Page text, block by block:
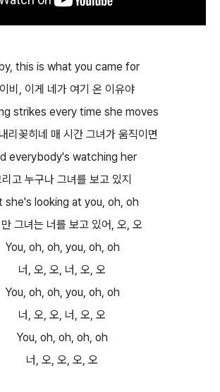
this is what you came for
비, 이게 네가 여기 온 이유야
strikes every time she moves
리꽂히네 매 시간 그녀가 움직이면
everybody's watching her
고 누구나 그녀를 보고 있지
she's looking at you, oh, oh
그녀는 너를 보고 있어, 오, 오
You, oh, oh, you, oh, oh
너, 오, 오, 너, 오, 오
You, oh, oh, you, oh, oh
너, 오, 오, 너, 오, 오
You, oh, oh, oh, oh
너, 오, 오, 오, 오